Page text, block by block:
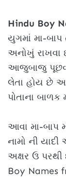
Hindu Boy
યુગમાં મા-
અનોખું રાખવા
આજુબાજુ
લેતા હોય છે
પોતાના
આવા મા-બાપ
નામો ની
અક્ષર ઉ પરથી
Boy Names